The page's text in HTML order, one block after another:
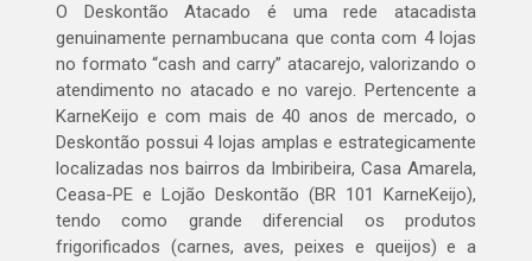
O Deskontão Atacado é uma rede atacadista
genuinamente pernambucana que conta com 4 lojas
no formato “cash and carry” atacarejo, valorizando o
atendimento no atacado e no varejo. Pertencente a
KarneKeijo e com mais de 40 anos de mercado, o
Deskontão possui 4 lojas amplas e estrategicamente
localizadas nos bairros da Imbiribeira, Casa Amarela,
Ceasa-PE e Lojão Deskontão (BR 101 KarneKeijo),
tendo como grande diferencial os produtos
frigorificados (carnes, aves, peixes e queijos) e a